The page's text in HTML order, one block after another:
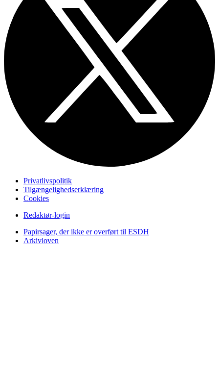
Privatlivspolitik
Tilgængelighedserklæring
Cookies
Redaktør-login
Papirsager, der ikke er overført til ESDH
Arkivloven